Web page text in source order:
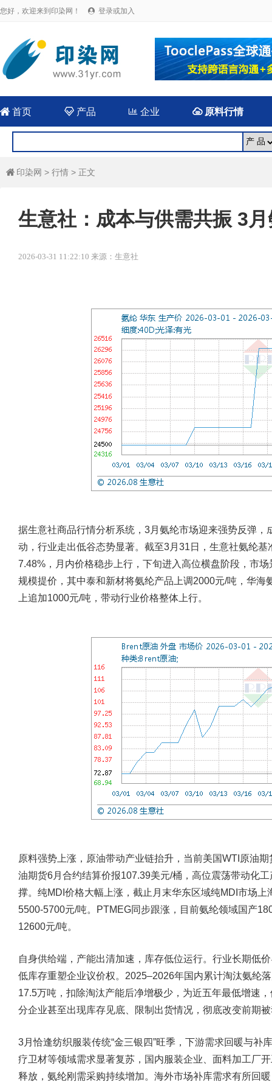
您好，欢迎来到印染网！  登录或加入
 首页 产品  企业 原料行情
 印染网 > 行情 > 正文
生意社：成本与供需共振 3
2026-03-31 11:22:10 来源：生意社
据生意社商品行情分析系统，3月氨纶市场迎来强势反弹
动，行业走出低谷态势显著。截至3月31日，生意社氨纶
7.48%，月内价格稳步上行，下旬进入高位横盘阶段，市
规模提价，其中泰和新材将氨纶产品上调2000元/吨，华
上追加1000元/吨，带动行业价格整体上行。
原料强势上涨，原油带动产业链抬升，当前美国WTI原油
油期货6月合约结算价报107.39美元/桶，高位震荡带动化
撑。纯MDI价格大幅上涨，截止月末华东区域纯MDI市场
5500-5700元/吨。PTMEG同步跟涨，目前氨纶领域国产
12600元/吨。
自身供给端，产能出清加速，库存低位运行。行业长期低
低库存重塑企业议价权。2025–2026年国内累计淘汰氨纶
17.5万吨，扣除淘汰产能后净增极少，为近五年最低增速
分企业甚至出现库存见底、限制出货情况，彻底改变前期
3月恰逢纺织服装传统“金三银四”旺季，下游需求回暖与补
疗卫材等领域需求显著复苏，国内服装企业、面料加工厂
释放，氨纶刚需采购持续增加。海外市场补库需求有所回